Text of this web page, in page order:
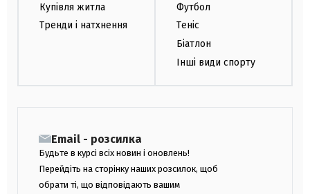
Купівля житла
Тренди і натхнення
Футбол
Теніс
Біатлон
Інші види спорту
Email - розсилка
Будьте в курсі всіх новин і оновлень!
Перейдіть на сторінку наших розсилок, щоб
обрати ті, що відповідають вашим